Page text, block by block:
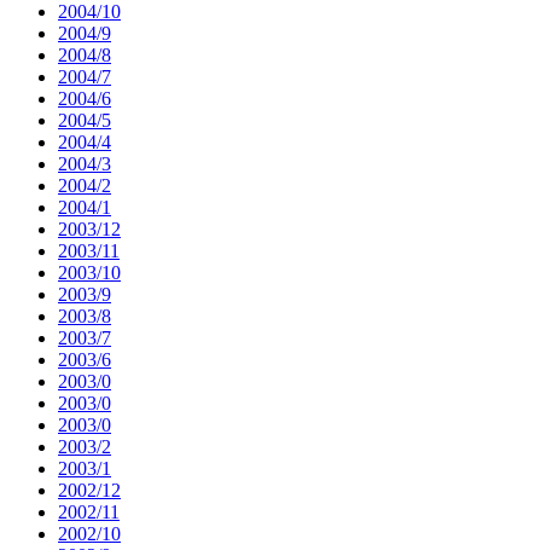
2004/10
2004/9
2004/8
2004/7
2004/6
2004/5
2004/4
2004/3
2004/2
2004/1
2003/12
2003/11
2003/10
2003/9
2003/8
2003/7
2003/6
2003/0
2003/0
2003/0
2003/2
2003/1
2002/12
2002/11
2002/10